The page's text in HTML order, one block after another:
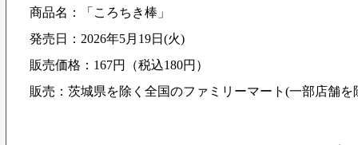
商品名：「ころちき棒」
発売日：2026年5月19日(火)
販売価格：167円（税込180円）
販売：茨城県を除く全国のファミリーマート(一部店舗を